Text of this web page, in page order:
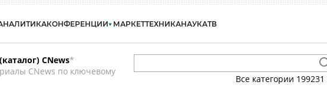
КОНФЕРЕНЦИИ МАРКЕТТЕХНИКАНАУКАТВ
CNews*
CNews по ключевому
Все категории 199231